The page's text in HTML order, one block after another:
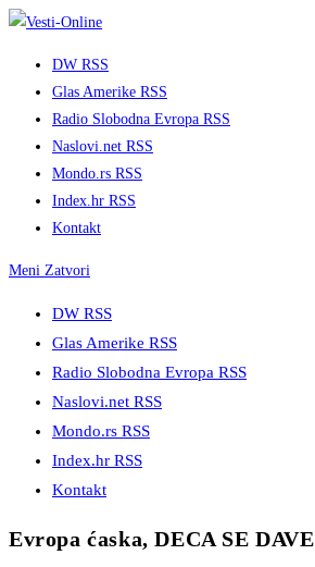
Skip
DW RSS
Glas Amerike RSS
Radio Slobodna Evropa RSS
Naslovi.net RSS
Mondo.rs RSS
Index.hr RSS
Kontakt
Meni Zatvori
DW RSS
Glas Amerike RSS
Radio Slobodna Evropa RSS
Naslovi.net RSS
Mondo.rs RSS
Index.hr RSS
Kontakt
Evropa ćaska, DECA SE DAVE